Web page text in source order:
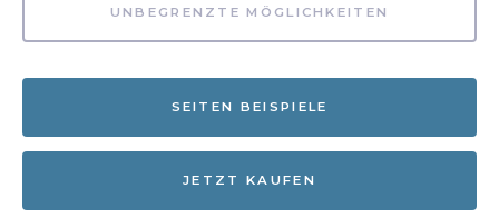
UNBEGRENZTE MÖGLICHKEITEN
SEITEN BEISPIELE
JETZT KAUFEN